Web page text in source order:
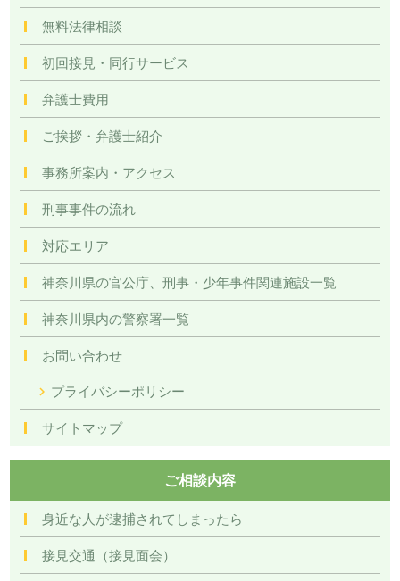
無料法律相談
初回接見・同行サービス
弁護士費用
ご挨拶・弁護士紹介
事務所案内・アクセス
刑事事件の流れ
対応エリア
神奈川県の官公庁、刑事・少年事件関連施設一覧
神奈川県内の警察署一覧
お問い合わせ
プライバシーポリシー
サイトマップ
ご相談内容
身近な人が逮捕されてしまったら
接見交通（接見面会）